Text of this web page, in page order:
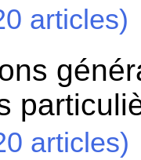
articles)
articles)